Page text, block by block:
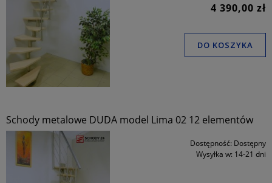
4 390,00 zł
DO KOSZYKA
Schody metalowe DUDA model Lima 02 12 elementów
Dostępność: Dostępny
Wysyłka w: 14-21 dni